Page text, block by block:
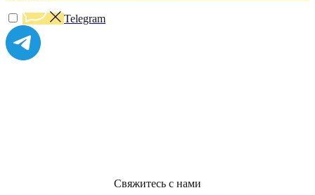
Telegram
Свяжитесь с нами